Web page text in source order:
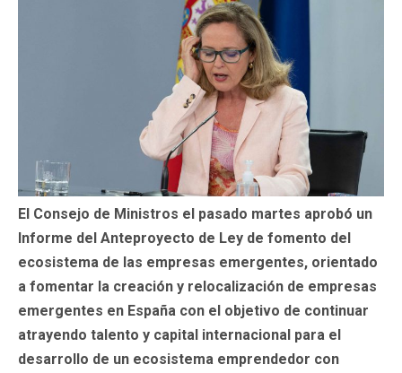
El Consejo de Ministros el pasado martes aprobó un
Informe del Anteproyecto de Ley de fomento del
ecosistema de las empresas emergentes, orientado
a fomentar la creación y relocalización de empresas
emergentes en España con el objetivo de continuar
atrayendo talento y capital internacional para el
desarrollo de un ecosistema emprendedor con